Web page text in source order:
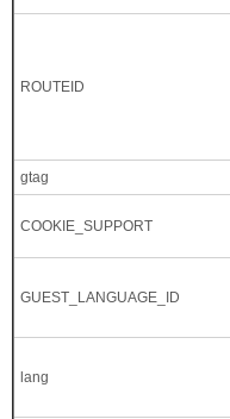
ROUTEID
gtag
COOKIE_SUPPORT
GUEST_LANGUAGE_ID
lang